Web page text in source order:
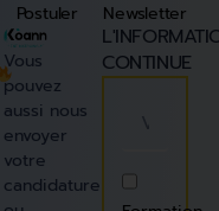
Postuler
Vous
pouvez
aussi nous
envoyer
votre
candidature
Newsletter
CONTINUE